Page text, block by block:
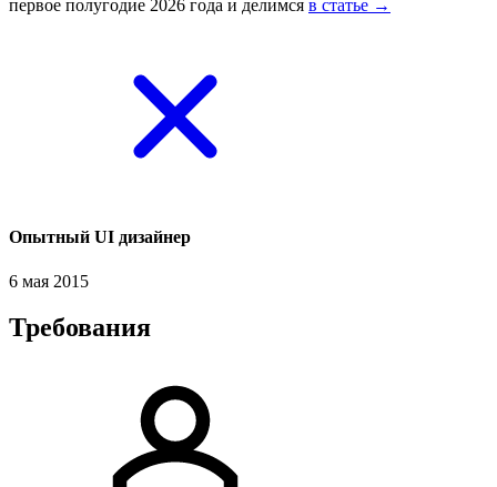
первое полугодие 2026 года и делимся в статье →
Опытный UI дизайнер
6 мая 2015
Требования